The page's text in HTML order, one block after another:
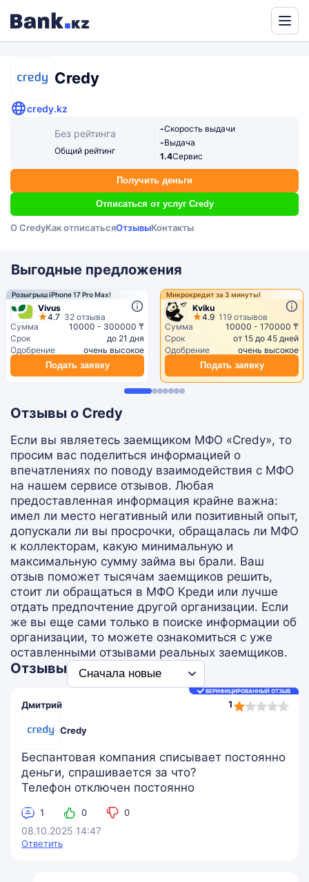
Credy
credy.kz
Без рейтинга
Общий рейтинг
-Скорость выдачи
-Выдача
1.4Сервис
Получить деньги
Отписаться от услуг Credy
О CredyКак отписатьсяОтзывыКонтакты
Выгодные предложения
Розыгрыш iPhone 17 Pro Max!
Vivus
4.7 32 отзыва
Сумма
10000 - 300000 ₸
Срок
до 21 дня
Одобрение
очень высокое
Подать заявку
Микрокредит за 3 минуты!
Kviku
4.9 119 отзывов
Сумма
10000 - 170000 ₸
Срок
от 15 до 45 дней
Одобрение
очень высокое
Подать заявку
Отзывы о Credy
Если вы являетесь заемщиком МФО «Credy», то
просим вас поделиться информацией о
впечатлениях по поводу взаимодействия с МФО
на нашем сервисе отзывов. Любая
предоставленная информация крайне важна:
имел ли место негативный или позитивный опыт,
допускали ли вы просрочки, обращалась ли МФО
к коллекторам, какую минимальную и
максимальную сумму займа вы брали. Ваш
отзыв поможет тысячам заемщиков решить,
стоит ли обращаться в МФО Креди или лучше
отдать предпочтение другой организации. Если
же вы еще сами только в поиске информации об
организации, то можете ознакомиться с уже
оставленными отзывами реальных заемщиков.
Отзывы
Дмитрий
Credy
ВЕРИФИЦИРОВАННЫЙ ОТЗЫВ
1
1,0
rating
Беспантовая компания списывает постоянно
деньги, спрашивается за что?
Телефон отключен постоянно
1 0 0
08.10.2025 14:47
Ответить